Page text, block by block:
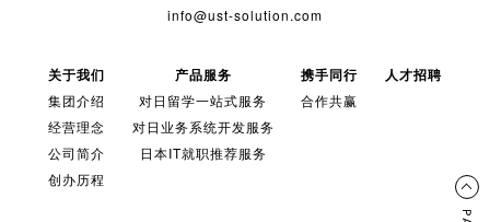
info@ust-solution.com
关于我们
集团介绍
经营理念
公司简介
创办历程
产品服务
对日留学一站式服务
对日业务系统开发服务
日本IT就职推荐服务
携手同行
合作共赢
人才招聘